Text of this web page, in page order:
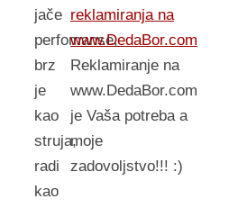
jače
perfomanse,
brz
je
kao
struja,
radi
kao
reklamiranja na
www.DedaBor.com
Reklamiranje na
www.DedaBor.com
je Vaša potreba a
moje
zadovoljstvo!!! :)